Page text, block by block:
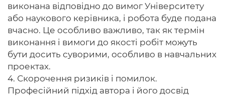
виконана відповідно до вимог Університету
або наукового керівника, і робота буде подана
вчасно. Це особливо важливо, так як термін
виконання і вимоги до якості робіт можуть
бути досить суворими, особливо в навчальних
проектах.
4. Скорочення ризиків і помилок.
Професійний підхід автора і його досвід